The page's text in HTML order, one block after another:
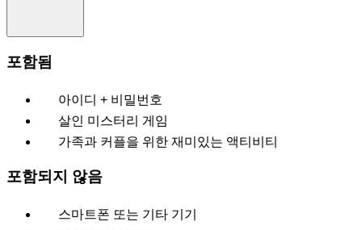
포함됨
아이디 + 비밀번호
살인 미스터리 게임
가족과 커플을 위한 재미있는 액티비티
포함되지 않음
스마트폰 또는 기타 기기